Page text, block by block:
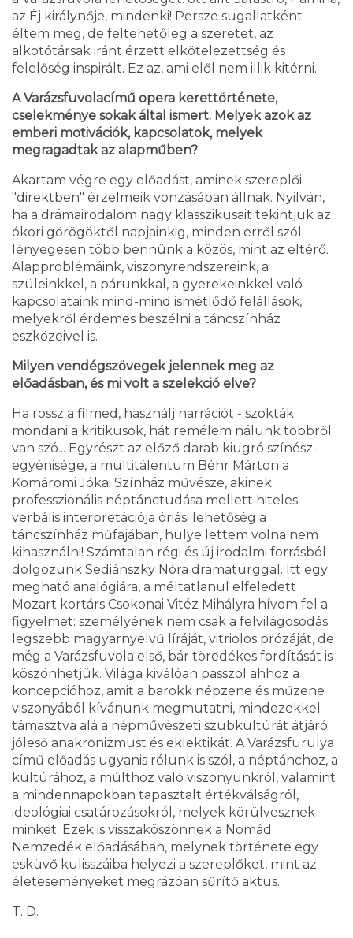
az Éj királynője, mindenki! Persze sugallatként
éltem meg, de feltehetőleg a szeretet, az
alkotótársak iránt érzett elkötelezettség és
felelőség inspirált. Ez az, ami elől nem illik kitérni.
A Varázsfuvolacímű opera kerettörténete,
cselekménye sokak által ismert. Melyek azok az
emberi motivációk, kapcsolatok, melyek
megragadtak az alapműben?
Akartam végre egy előadást, aminek szereplői
"direktben" érzelmeik vonzásában állnak. Nyilván,
ha a drámairodalom nagy klasszikusait tekintjük az
ókori görögöktől napjainkig, minden erről szól;
lényegesen több bennünk a közös, mint az eltérő.
Alapproblémáink, viszonyrendszereink, a
szüleinkkel, a párunkkal, a gyerekeinkkel való
kapcsolataink mind-mind ismétlődő felállások,
melyekről érdemes beszélni a táncszínház
eszközeivel is.
Milyen vendégszövegek jelennek meg az
előadásban, és mi volt a szelekció elve?
Ha rossz a filmed, használj narrációt - szokták
mondani a kritikusok, hát remélem nálunk többről
van szó... Egyrészt az előző darab kiugró színész-
egyénisége, a multitálentum Béhr Márton a
Komáromi Jókai Színház művésze, akinek
professzionális néptánctudása mellett hiteles
verbális interpretációja óriási lehetőség a
táncszínház műfajában, hülye lettem volna nem
kihasználni! Számtalan régi és új irodalmi forrásból
dolgozunk Sediánszky Nóra dramaturggal. Itt egy
megható analógiára, a méltatlanul elfeledett
Mozart kortárs Csokonai Vitéz Mihályra hívom fel a
figyelmet: személyének nem csak a felvilágosodás
legszebb magyarnyelvű líráját, vitriolos prózáját, de
még a Varázsfuvola első, bár töredékes fordítását is
köszönhetjük. Világa kiválóan passzol ahhoz a
koncepcióhoz, amit a barokk népzene és műzene
viszonyából kívánunk megmutatni, mindezekkel
támasztva alá a népművészeti szubkultúrát átjáró
jóleső anakronizmust és eklektikát. A Varázsfurulya
című előadás ugyanis rólunk is szól, a néptánchoz, a
kultúrához, a múlthoz való viszonyunkról, valamint
a mindennapokban tapasztalt értékválságról,
ideológiai csatározásokról, melyek körülvesznek
minket. Ezek is visszaköszönnek a Nomád
Nemzedék előadásában, melynek története egy
esküvő kulisszáiba helyezi a szereplőket, mint az
életeseményeket megrázóan sűrítő aktus.
T. D.